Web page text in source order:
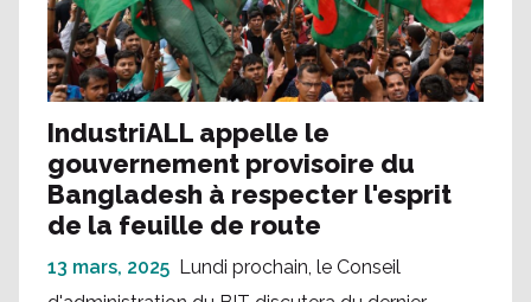
IndustriALL appelle le
gouvernement provisoire du
Bangladesh à respecter l'esprit
de la feuille de route
13 mars, 2025 Lundi prochain, le Conseil